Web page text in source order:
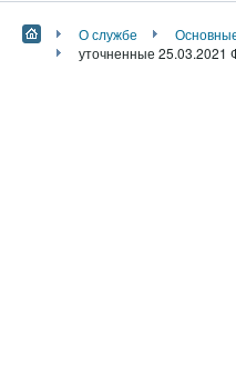
О службе
уточненные 25.03.2021